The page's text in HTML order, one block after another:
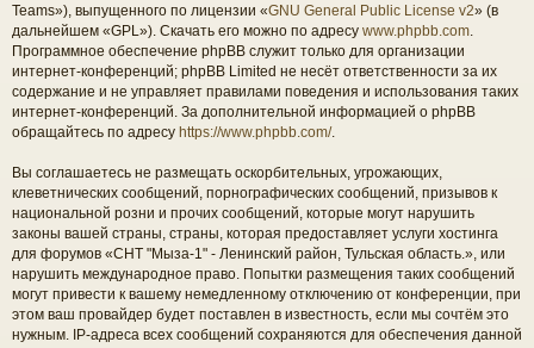
Teams»), выпущенного по лицензии «GNU General Public License v2» (в
дальнейшем «GPL»). Скачать его можно по адресу www.phpbb.com
Программное обеспечение phpBB служит только для организации
интернет-конференций; phpBB Limited не несёт ответственности за их
содержание и не управляет правилами поведения и использования таких
интернет-конференций. За дополнительной информацией о phpBB
обращайтесь по адресу https://www.phpbb.com/.
Вы соглашаетесь не размещать оскорбительных, угрожающих,
клеветнических сообщений, порнографических сообщений, призывов к
национальной розни и прочих сообщений, которые могут нарушить
законы вашей страны, страны, которая предоставляет услуги хостинга
для форумов «СНТ "Мыза-1" - Ленинский район, Тульская область.», или
нарушить международное право. Попытки размещения таких сообщений
могут привести к вашему немедленному отключению от конференции, при
этом ваш провайдер будет поставлен в известность, если мы сочтём это
нужным. IP-адреса всех сообщений сохраняются для обеспечения данной